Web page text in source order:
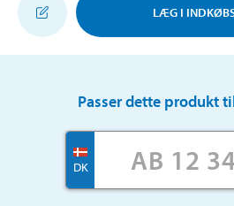
LÆG I
Passer dette produkt
DK